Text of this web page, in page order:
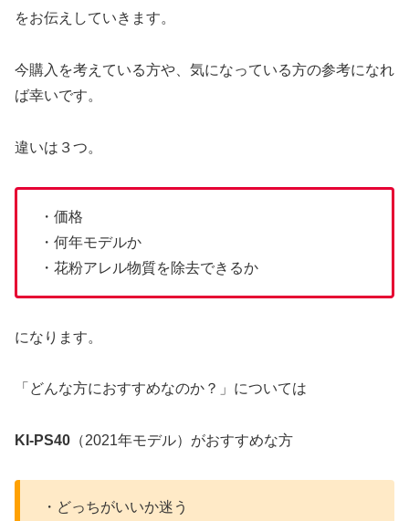
をお伝えしていきます。
今購入を考えている方や、気になっている方の参考になれ
ば幸いです。
違いは３つ。
・価格
・何年モデルか
・花粉アレル物質を除去できるか
になります。
「どんな方におすすめなのか？」については
KI-PS40 （2021年モデル）がおすすめな方
・どっちがいいか迷う